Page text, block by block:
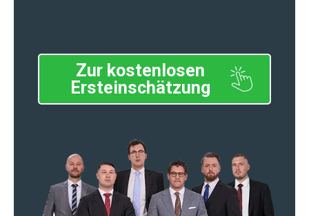
Zur kostenlosen
Ersteinschätzung